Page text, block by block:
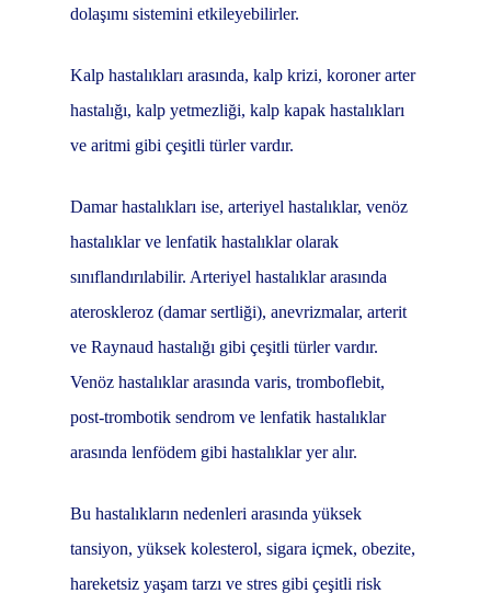
dolaşımı sistemini etkileyebilirler.
Kalp hastalıkları arasında, kalp krizi, koroner arter
hastalığı, kalp yetmezliği, kalp kapak hastalıkları
ve aritmi gibi çeşitli türler vardır.
Damar hastalıkları ise, arteriyel hastalıklar, venöz
hastalıklar ve lenfatik hastalıklar olarak
sınıflandırılabilir. Arteriyel hastalıklar arasında
ateroskleroz (damar sertliği), anevrizmalar, arterit
ve Raynaud hastalığı gibi çeşitli türler vardır.
Venöz hastalıklar arasında varis, tromboflebit,
post-trombotik sendrom ve lenfatik hastalıklar
arasında lenfödem gibi hastalıklar yer alır.
Bu hastalıkların nedenleri arasında yüksek
tansiyon, yüksek kolesterol, sigara içmek, obezite,
hareketsiz yaşam tarzı ve stres gibi çeşitli risk